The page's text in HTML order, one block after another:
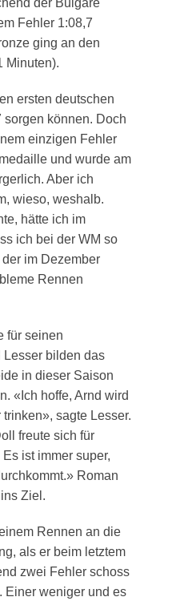
der Bulgare
Fehler 1:08,7
ging an den
Minuten).
ersten deutschen
können. Doch
einzigen Fehler
und wurde am
Aber ich
wieso, weshalb.
hätte ich im
ich bei der WM so
im Dezember
Rennen
für seinen
Lesser bilden das
in dieser Saison
«Ich hoffe, Arnd wird
sagte Lesser.
freute sich für
ist immer super,
Roman
Ziel.
Rennen an die
als er beim letztem
zwei Fehler schoss
Einer weniger und es